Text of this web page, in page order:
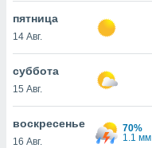
cookie
в
пятница
14 Авг.
суббота
15 Авг.
воскресенье
16 Авг.
70%
1.1 мм